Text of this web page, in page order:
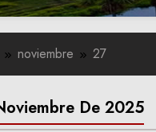
noviembre 27
De 2025